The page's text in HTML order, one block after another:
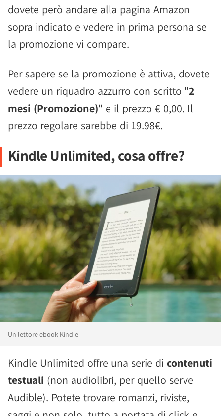
dovete però andare alla pagina Amazon
sopra indicato e vedere in prima persona se
la promozione vi compare.
Per sapere se la promozione è attiva, dovete
vedere un riquadro azzurro con scritto "2
mesi (Promozione)" e il prezzo € 0,00. Il
prezzo regolare sarebbe di 19.98€.
Kindle Unlimited, cosa offre?
Un lettore ebook Kindle
Kindle Unlimited offre una serie di contenuti
testuali (non audiolibri, per quello serve
Audible). Potete trovare romanzi, riviste,